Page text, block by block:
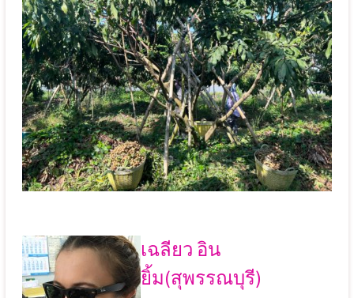
เฉลียว อิน
ยิ้ม(สุพรรณบุรี)